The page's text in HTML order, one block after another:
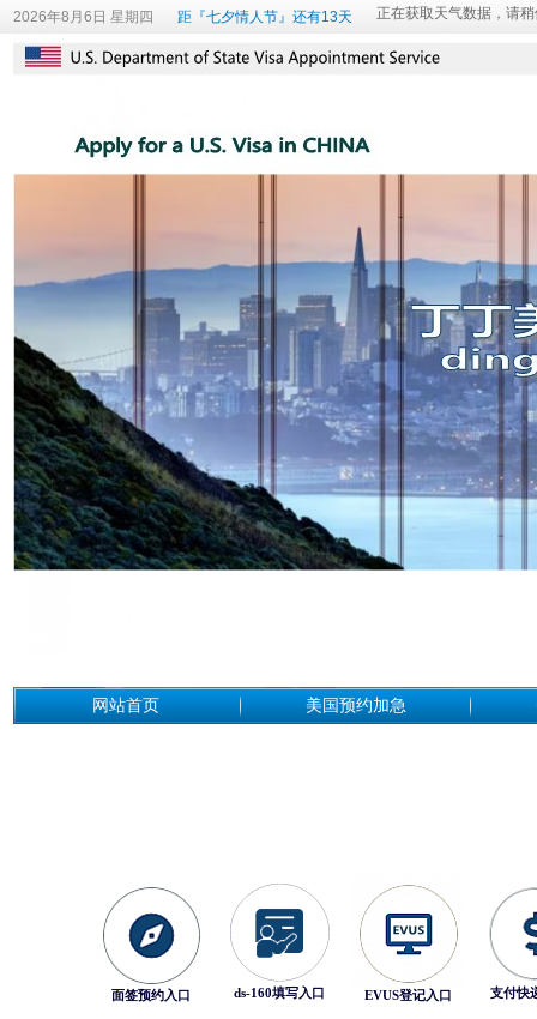
2026年8月6日 星期四 距『七夕情人节』还有13天
网站首页 美国预约加急
面签预约入口 ds-160填写入口 EVUS登记入口 支付快